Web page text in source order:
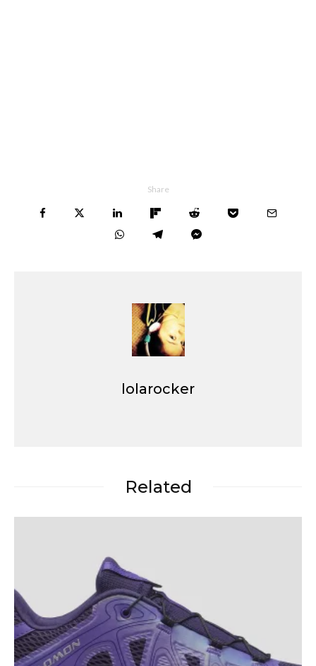
Share
lolarocker
Related